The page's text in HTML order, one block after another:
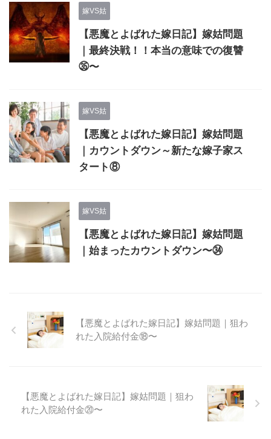
嫁VS姑
【悪魔とよばれた嫁日記】嫁姑問題
｜最終決戦！！本当の意味での復讐
㉟〜
嫁VS姑
【悪魔とよばれた嫁日記】嫁姑問題
｜カウントダウン～新たな嫁子家ス
タート⑧
嫁VS姑
【悪魔とよばれた嫁日記】嫁姑問題
｜始まったカウントダウン〜㉞
【悪魔とよばれた嫁日記】嫁姑問題｜狙わ
れた入院給付金⑱〜
【悪魔とよばれた嫁日記】嫁姑問題｜狙わ
れた入院給付金⑳〜